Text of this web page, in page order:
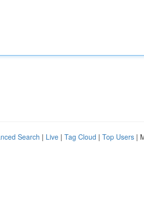
Search | Live | Tag Cloud | Top Users |